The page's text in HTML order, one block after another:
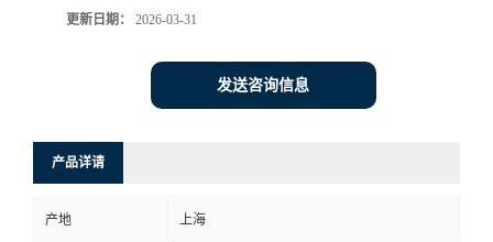
更新日期： 2026-03-31
发送咨询信息
产品详请
产地 上海